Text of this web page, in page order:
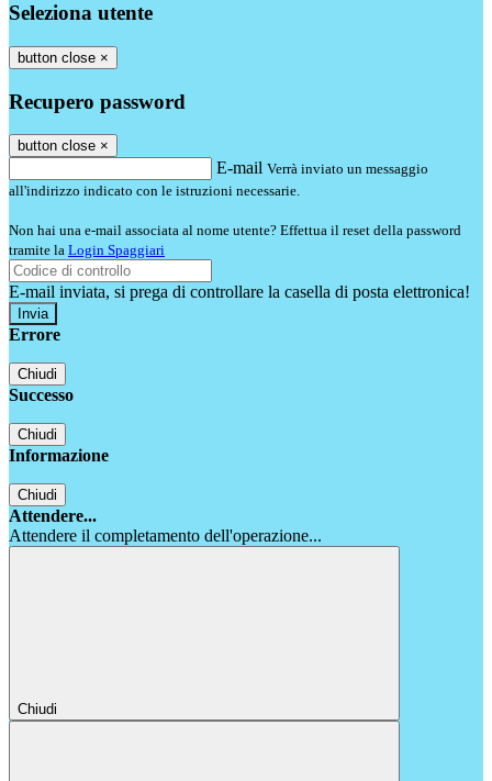
Seleziona utente
button close ×
Recupero password
button close ×
E-mail Verrà inviato un messaggio
all'indirizzo indicato con le istruzioni necessarie.
Non hai una e-mail associata al nome utente? Effettua il reset della password
tramite la Login Spaggiari
E-mail inviata, si prega di controllare la casella di posta elettronica!
Errore
Chiudi
Successo
Chiudi
Informazione
Chiudi
Attendere...
Attendere il completamento dell'operazione...
Chiudi